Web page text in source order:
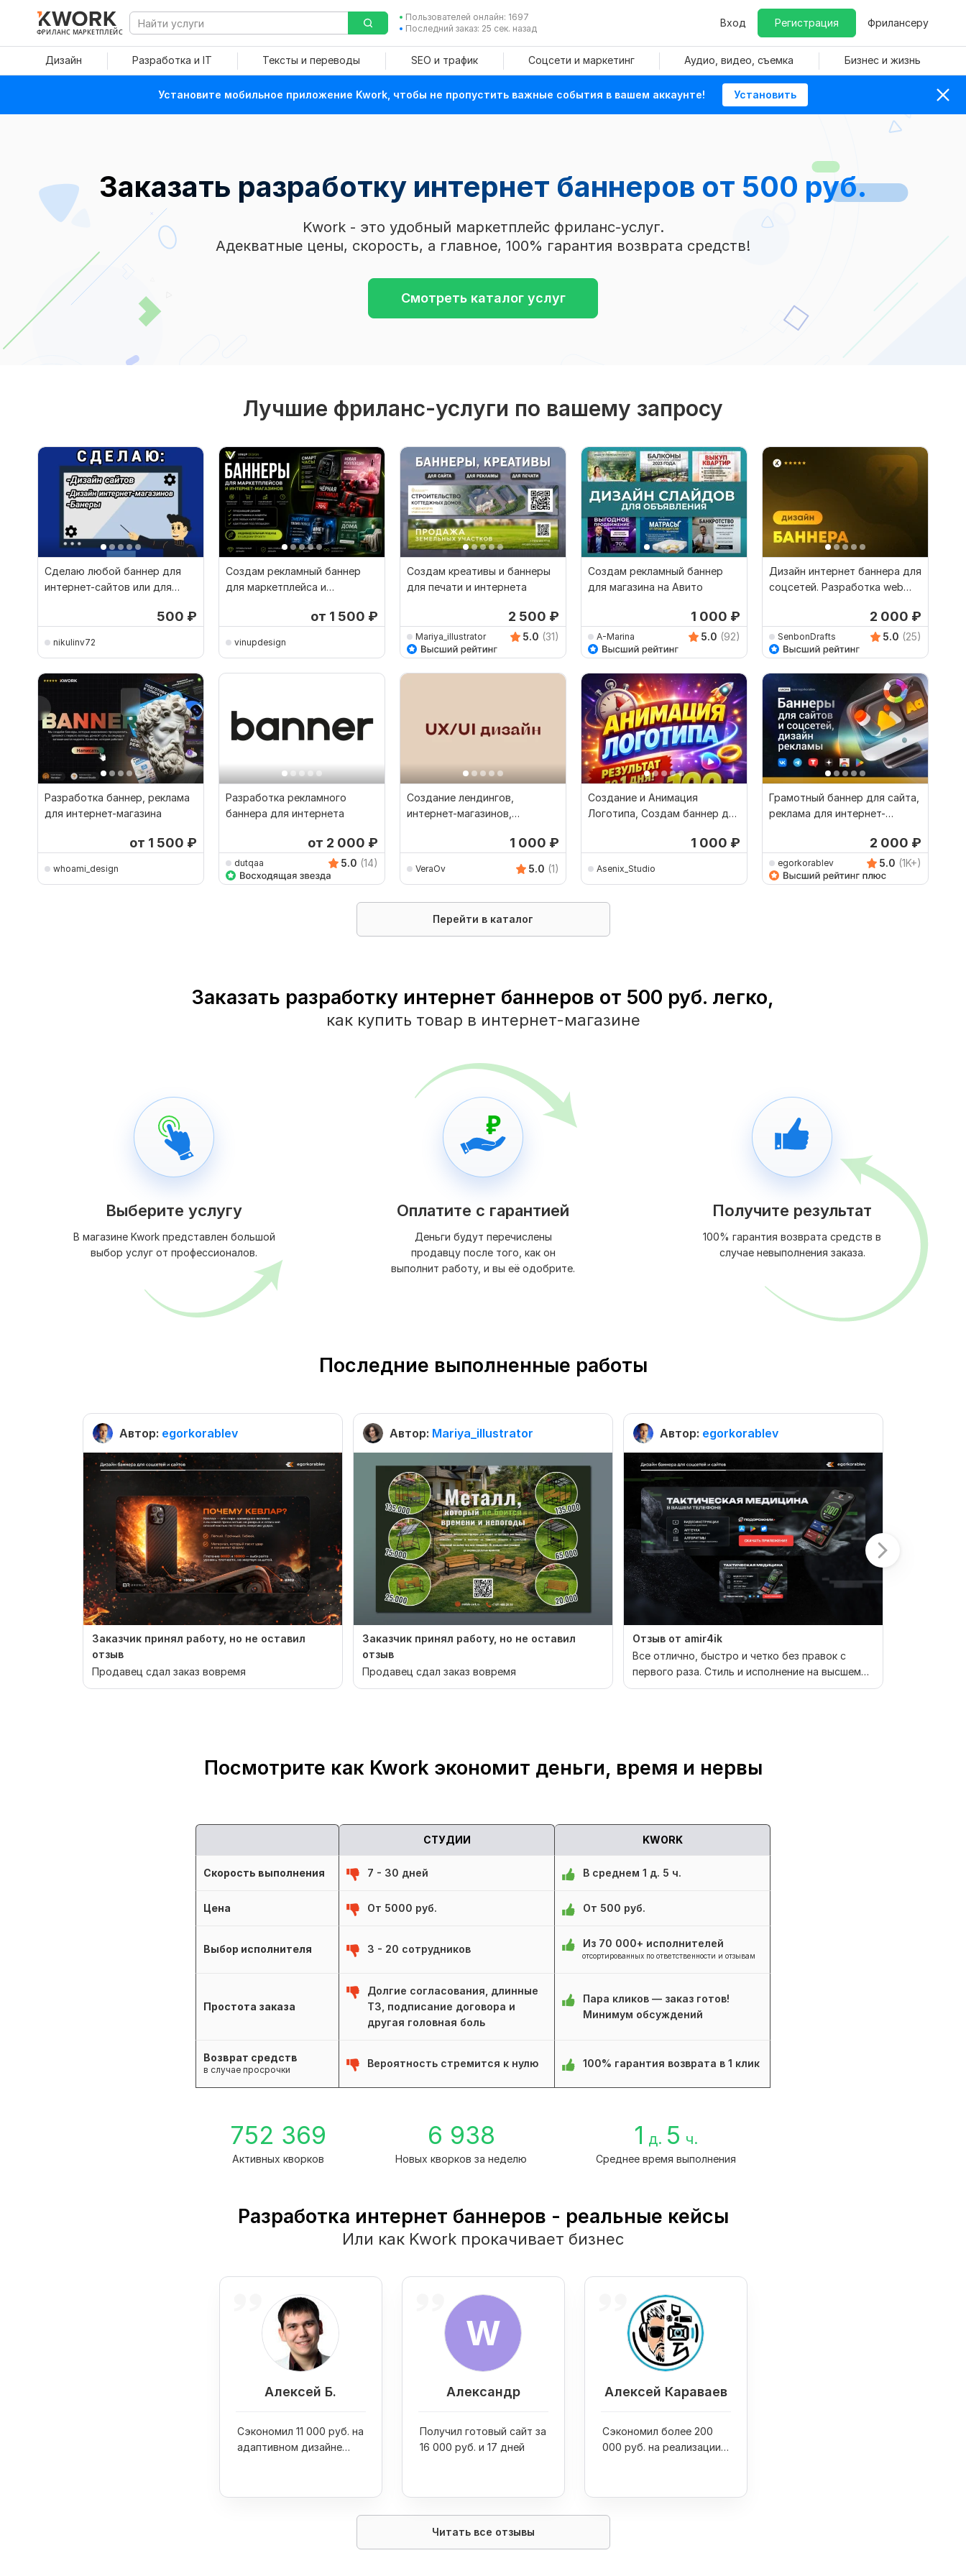
ФРИЛАНС МАРКЕТПЛЕЙС
Пользователей онлайн: 1697
Последний заказ: 25 сек. назад
Вход Регистрация Фрилансеру
Дизайн Разработка и IT Тексты и переводы SEO и трафик Соцсети и маркетинг Аудио, видео, съемка Бизнес и жизнь
Установите мобильное приложение Kwork, чтобы не пропустить важные события в вашем аккаунте! Установить
Заказать разработку интернет баннеров от 500 руб.
Kwork - это удобный маркетплейс фриланс-услуг.
Адекватные цены, скорость, а главное, 100% гарантия возврата средств!
Смотреть каталог услуг
Лучшие фриланс-услуги по вашему запросу
Сделаю любой баннер для
интернет-сайтов или для
500 ₽
nikulinv72
Создам рекламный баннер
для маркетплейса и
от 1 500 ₽
vinupdesign
Создам креативы и баннеры
для печати и интернета
2 500 ₽
Mariya_illustrator 5.0 (31)
Создам рекламный баннер
для магазина на Авито
1 000 ₽
A-Marina 5.0 (92)
Дизайн интернет баннера для
соцсетей. Разработка web
2 000 ₽
SenbonDrafts 5.0 (25)
Разработка баннер, реклама
для интернет-магазина
от 1 500 ₽
whoami_design
Разработка рекламного
баннера для интернета
от 2 000 ₽
dutqaa 5.0 (14)
Создание лендингов,
интернет-магазинов,
1 000 ₽
VeraOv 5.0 (1)
Создание и Анимация
Логотипа, Создам баннер для
1 000 ₽
Asenix_Studio
Грамотный баннер для сайта,
реклама для интернет-
2 000 ₽
egorkorablev 5.0 (1K+)
Перейти в каталог
Заказать разработку интернет баннеров от 500 руб. легко,
как купить товар в интернет-магазине
Выберите услугу
В магазине Kwork представлен большой
выбор услуг от профессионалов.
Оплатите с гарантией
Деньги будут перечислены
продавцу после того, как он
выполнит работу, и вы её одобрите.
Получите результат
100% гарантия возврата средств в
случае невыполнения заказа.
Последние выполненные работы
Автор: egorkorablev
Заказчик принял работу, но не оставил
отзыв
Продавец сдал заказ вовремя
Автор: Mariya_illustrator
Заказчик принял работу, но не оставил
отзыв
Продавец сдал заказ вовремя
Автор: egorkorablev
Отзыв от amir4ik
Все отлично, быстро и четко без правок с
первого раза. Стиль и исполнение на высшем
уровне
Посмотрите как Kwork экономит деньги, время и нервы
СТУДИИ KWORK
Скорость выполнения 7 - 30 дней В среднем 1 д. 5 ч.
Цена От 5000 руб. От 500 руб.
Выбор исполнителя 3 - 20 сотрудников Из 70 000+ исполнителей
отсортированных по ответственности и отзывам
Простота заказа
Долгие согласования, длинные
ТЗ, подписание договора и
другая головная боль
Пара кликов — заказ готов!
Минимум обсуждений
Возврат средств
в случае просрочки
Вероятность стремится к нулю 100% гарантия возврата в 1 клик
752 369
Активных кворков
6 938
Новых кворков за неделю
1 д. 5 ч.
Среднее время выполнения
Разработка интернет баннеров - реальные кейсы
Или как Kwork прокачивает бизнес
Алексей Б.
Сэкономил 11 000 руб. на
адаптивном дизайне
W
Александр
Получил готовый сайт за
16 000 руб. и 17 дней
Алексей Караваев
Сэкономил более 200
000 руб. на реализации
Читать все отзывы